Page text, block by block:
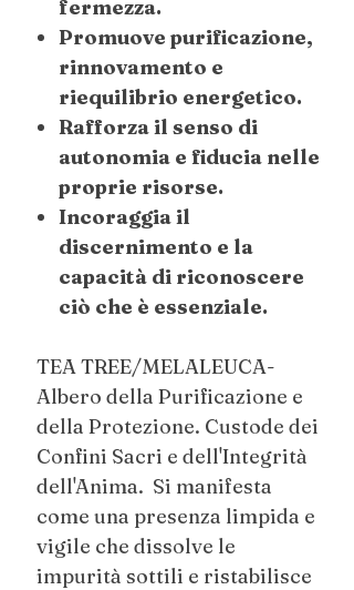
fermezza.
Promuove purificazione,
rinnovamento e
riequilibrio energetico.
Rafforza il senso di
autonomia e fiducia nelle
proprie risorse.
Incoraggia il
discernimento e la
capacità di riconoscere
ciò che è essenziale.
TEA TREE/MELALEUCA-
Albero della Purificazione e
della Protezione. Custode dei
Confini Sacri e dell'Integrità
dell'Anima. Si manifesta
come una presenza limpida e
vigile che dissolve le
impurità sottili e ristabilisce